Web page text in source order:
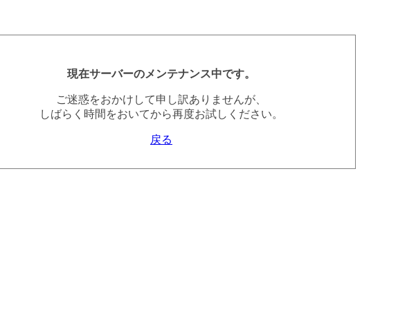
現在サーバーのメンテナンス中です。
ご迷惑をおかけして申し訳ありませんが、
しばらく時間をおいてから再度お試しください。
戻る